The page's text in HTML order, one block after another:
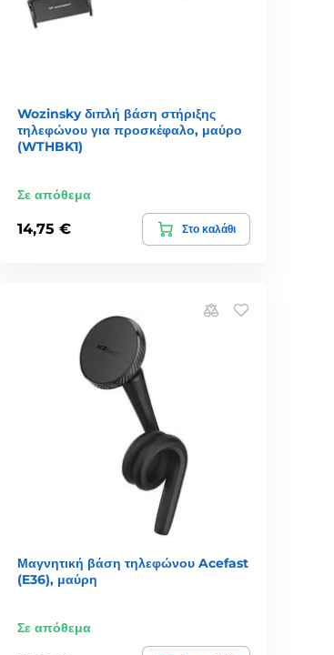
Wozinsky διπλή βάση στήριξης
τηλεφώνου για προσκέφαλο, μαύρο
(WTHBK1)
Σε απόθεμα
14,75 € Στο καλάθι
Μαγνητική βάση τηλεφώνου Acefast
(E36), μαύρη
Σε απόθεμα